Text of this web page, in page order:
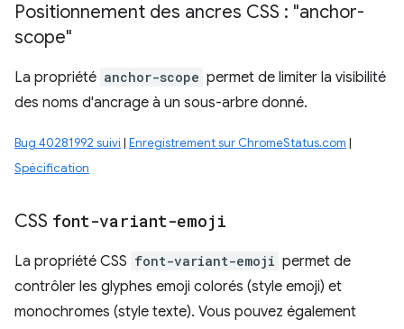
Positionnement des ancres CSS : "anchor-
scope"
La propriété anchor-scope permet de limiter la visibilité
des noms d'ancrage à un sous-arbre donné.
Bug 40281992 suivi | Enregistrement sur ChromeStatus.com |
Spécification
CSS font-variant-emoji
La propriété CSS font-variant-emoji permet de
contrôler les glyphes emoji colorés (style emoji) et
monochromes (style texte). Vous pouvez également